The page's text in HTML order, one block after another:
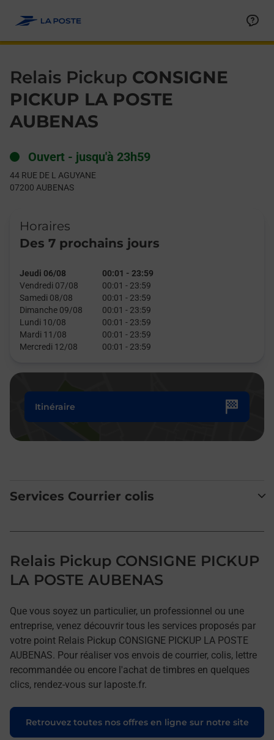
Relais Pickup CONSIGNE
PICKUP LA POSTE
AUBENAS
Ouvert - jusqu'à 23h59
44 RUE DE L AGUYANE
07200 AUBENAS
Horaires
Des 7 prochains jours
Jeudi 06/08 00:01 - 23:59
Vendredi 07/08
00:01 - 23:59
Samedi 08/08
00:01 - 23:59
Dimanche 09/08
00:01 - 23:59
Lundi 10/08
00:01 - 23:59
Mardi 11/08
00:01 - 23:59
Mercredi 12/08
00:01 - 23:59
Itinéraire
Services Courrier colis
Relais Pickup CONSIGNE PICKUP
LA POSTE AUBENAS
Que vous soyez un particulier, un professionnel ou une
entreprise, venez découvrir tous les services proposés par
votre point Relais Pickup CONSIGNE PICKUP LA POSTE
AUBENAS. Pour réaliser vos envois de courrier, colis, lettre
recommandée ou encore l'achat de timbres en quelques
clics, rendez-vous sur laposte.fr.
Retrouvez toutes nos offres en ligne sur notre site